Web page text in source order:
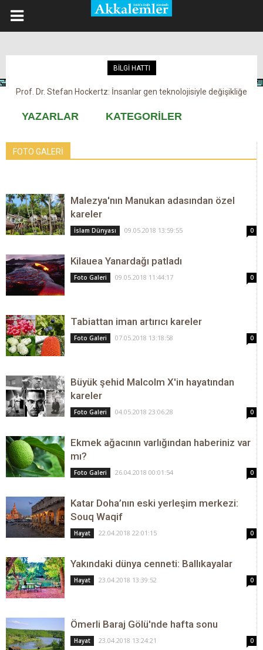
BİLGİ HATTI
Prof. Dr. Stefan Hockertz: İnsanlar gen teknolojisiyle değişikliğe
Kovid-19 aşısı, devşirme ve kobay!
YAZARLAR KATEGORİLER
FOTO GALERİ
Malezya'nın Manukan adasından özel
kareler
İslam Dünyası 09.05.2018 13:59:55 0
Kilauea Yanardağı patladı
Foto Galeri 09.05.2018 11:44:17 0
Tabiattan iman artırıcı kareler
Foto Galeri 07.05.2018 13:18:58 0
Büyük şehid Malcolm X'in hayatından
kareler
Foto Galeri 04.05.2018 23:06:28 0
Ekmek ağacının varlığından haberiniz var
mı?
Foto Galeri 26.04.2018 00:01:54 0
Katar Doha’nın eski yerleşim merkezi:
Souq Waqif
Hayat 22.04.2018 22:01:15 0
Yakındaki dünya cenneti: Ballıkayalar
Hayat 23.04.2018 13:39:52 0
Ömerli Baraj Gölü'nde hafta sonu
Hayat 23.04.2018 13:24:21 0